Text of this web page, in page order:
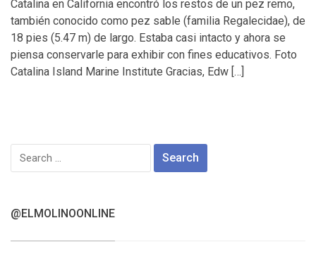
Catalina en California encontró los restos de un pez remo,
también conocido como pez sable (familia Regalecidae), de
18 pies (5.47 m) de largo. Estaba casi intacto y ahora se
piensa conservarle para exhibir con fines educativos. Foto
Catalina Island Marine Institute Gracias, Edw […]
Search
for:
@ELMOLINOONLINE